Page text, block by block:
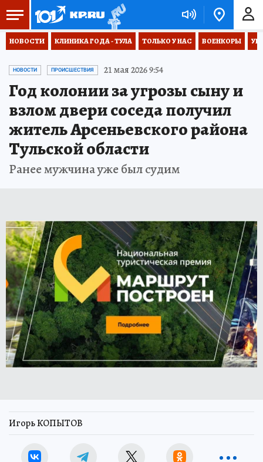
НОВОСТИ КЛИНИКА ГОДА - ТУЛА ТОЛЬКО У НАС ВОЕНКОРЫ
НОВОСТИ ПРОИСШЕСТВИЯ 21 мая 2026 9:54
Год колонии за угрозы сыну и
взлом двери соседа получил
житель Арсеньевского района
Тульской области
Ранее мужчина уже был судим
Игорь КОПЫТОВ